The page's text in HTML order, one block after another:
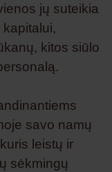
jų suteikia
kitos siūlo
savo namų
leistų ir
sėkmingų